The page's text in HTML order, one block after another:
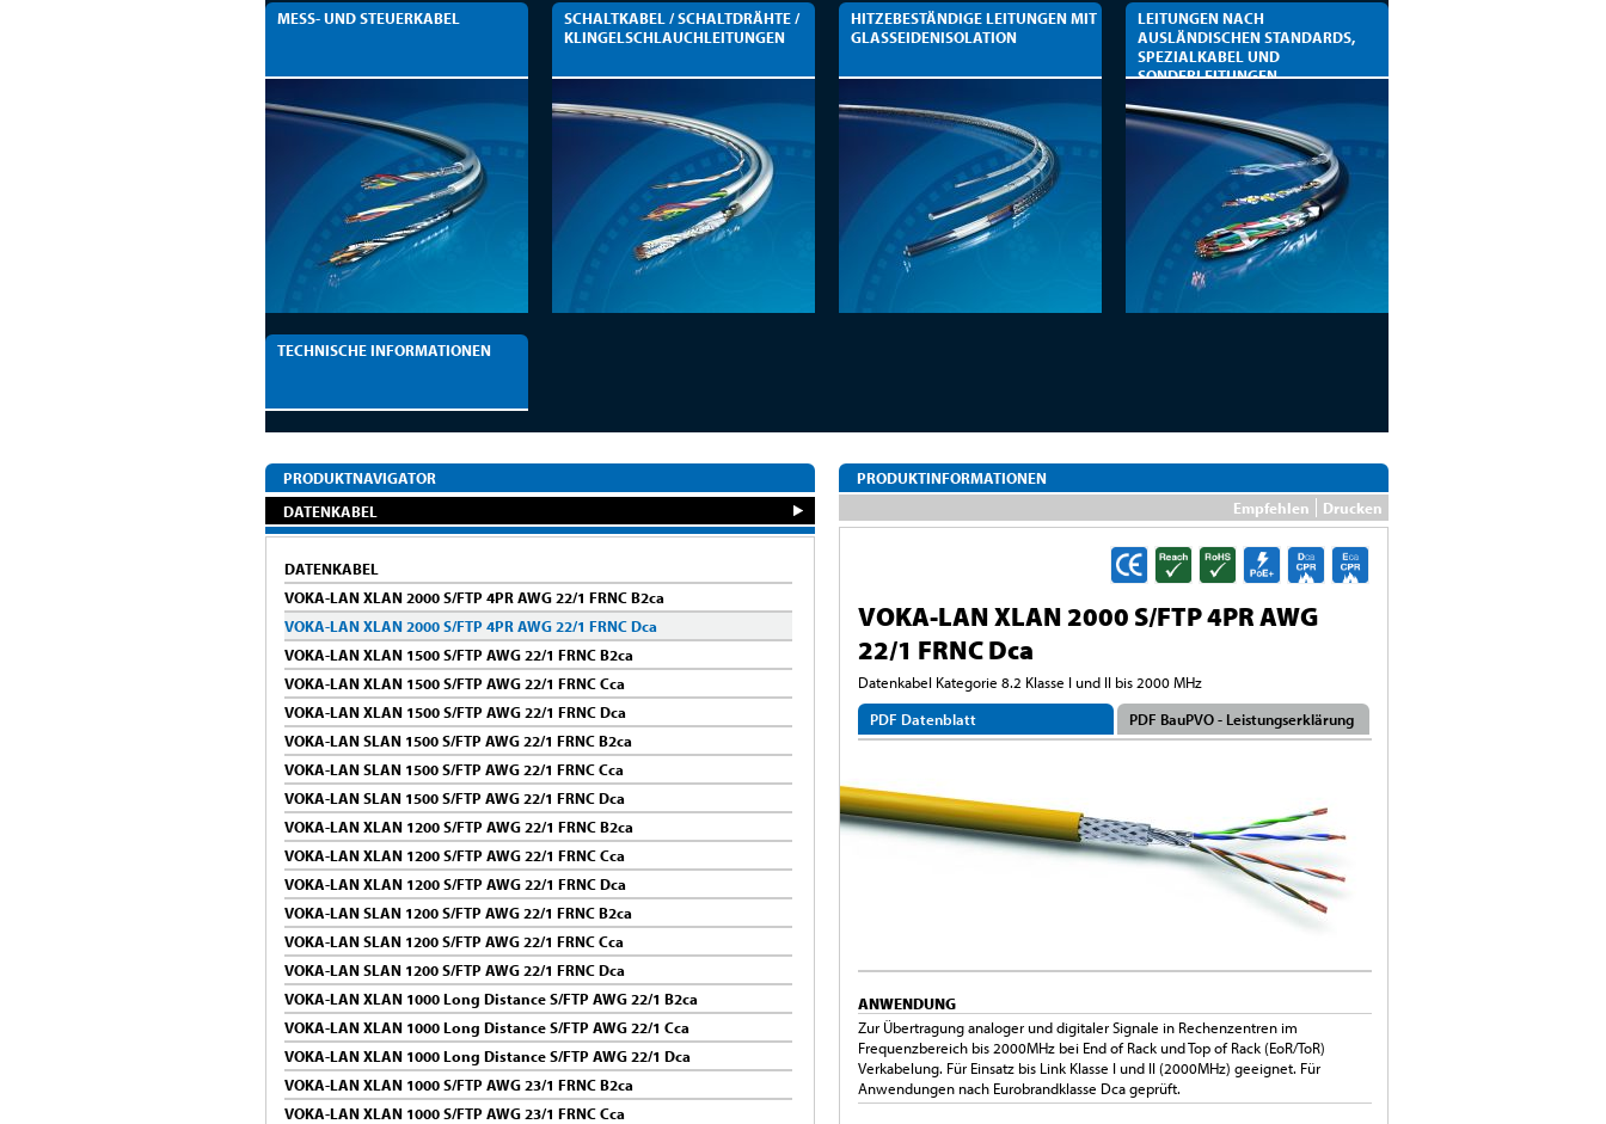
MESS- UND STEUERKABEL
SCHALTKABEL / SCHALTDRÄHTE /
KLINGELSCHLAUCHLEITUNGEN
HITZEBESTÄNDIGE LEITUNGEN MIT
GLASSEIDENISOLATION
LEITUNGEN NACH
AUSLÄNDISCHEN STANDARDS,
SPEZIALKABEL UND
SONDERLEITUNGEN
TECHNISCHE INFORMATIONEN
PRODUKTNAVIGATOR
DATENKABEL
DATENKABEL
VOKA-LAN XLAN 2000 S/FTP 4PR AWG 22/1 FRNC B2ca
VOKA-LAN XLAN 2000 S/FTP 4PR AWG 22/1 FRNC Dca
VOKA-LAN XLAN 1500 S/FTP AWG 22/1 FRNC B2ca
VOKA-LAN XLAN 1500 S/FTP AWG 22/1 FRNC Cca
VOKA-LAN XLAN 1500 S/FTP AWG 22/1 FRNC Dca
VOKA-LAN SLAN 1500 S/FTP AWG 22/1 FRNC B2ca
VOKA-LAN SLAN 1500 S/FTP AWG 22/1 FRNC Cca
VOKA-LAN SLAN 1500 S/FTP AWG 22/1 FRNC Dca
VOKA-LAN XLAN 1200 S/FTP AWG 22/1 FRNC B2ca
VOKA-LAN XLAN 1200 S/FTP AWG 22/1 FRNC Cca
VOKA-LAN XLAN 1200 S/FTP AWG 22/1 FRNC Dca
VOKA-LAN SLAN 1200 S/FTP AWG 22/1 FRNC B2ca
VOKA-LAN SLAN 1200 S/FTP AWG 22/1 FRNC Cca
VOKA-LAN SLAN 1200 S/FTP AWG 22/1 FRNC Dca
VOKA-LAN XLAN 1000 Long Distance S/FTP AWG 22/1 B2ca
VOKA-LAN XLAN 1000 Long Distance S/FTP AWG 22/1 Cca
VOKA-LAN XLAN 1000 Long Distance S/FTP AWG 22/1 Dca
VOKA-LAN XLAN 1000 S/FTP AWG 23/1 FRNC B2ca
VOKA-LAN XLAN 1000 S/FTP AWG 23/1 FRNC Cca
PRODUKTINFORMATIONEN
Empfehlen
Drucken
VOKA-LAN XLAN 2000 S/FTP 4PR AWG
22/1 FRNC Dca
Datenkabel Kategorie 8.2 Klasse I und II bis 2000 MHz
PDF Datenblatt
PDF BauPVO - Leistungserklärung
ANWENDUNG
Zur Übertragung analoger und digitaler Signale in Rechenzentren im
Frequenzbereich bis 2000MHz bei End of Rack und Top of Rack (EoR/ToR)
Verkabelung. Für Einsatz bis Link Klasse I und II (2000MHz) geeignet. Für
Anwendungen nach Eurobrandklasse Dca geprüft.